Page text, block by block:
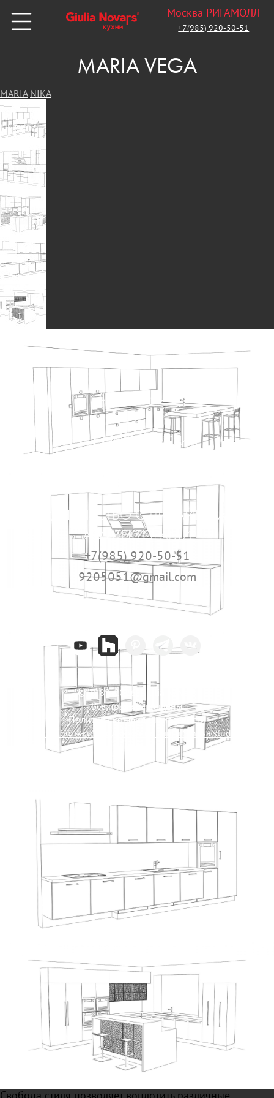
Москва РИГАМОЛЛ
+7(985) 920-50-51
MARIA VEGA
MARIA NIKA
СМОТРЕТЬ ЕЩЕ
ГДЕ ПРИОБРЕСТИ?
СОТРУДНИЧЕСТВО С ДИЗАЙНЕРАМИ И
АРХИТЕКТОРАМИ
+7(985) 920-50-51
9205051@gmail.com
© 1989-2026. Giulia Novars
Все права защищены
Политика конфиденциальности
Разработка и продвижение сайта Sinitsa.studio